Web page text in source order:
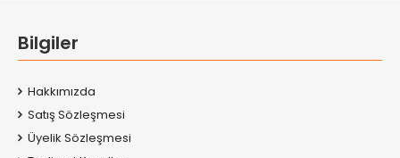
Bilgiler
Hakkımızda
Satış Sözleşmesi
Üyelik Sözleşmesi